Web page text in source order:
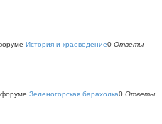
История и краеведение0 Ответы
Зеленогорская барахолка0 Ответы